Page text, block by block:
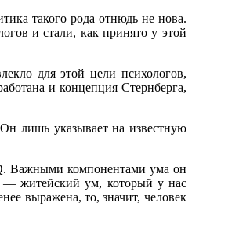
такого рода отнюдь не нова.
и стали, как принято у этой
для этой цели психологов,
и концепция Стернберга,
Он лишь указывает на известную
Важными компонентами ума он
— житейский ум, который у нас
выражена, то, значит, человек